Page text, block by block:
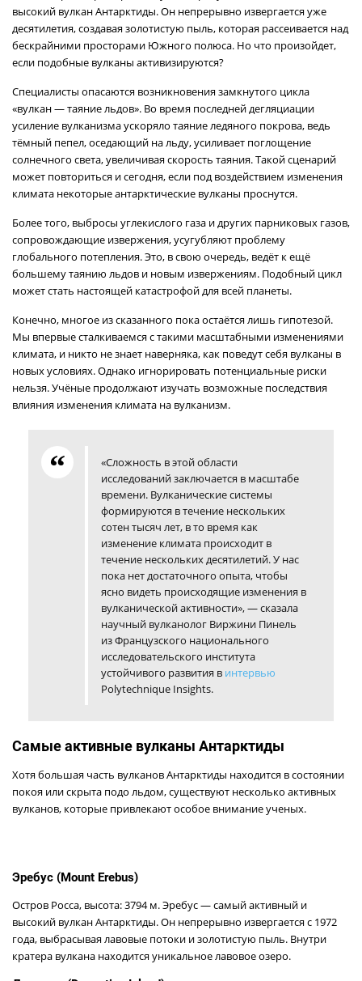
высокий вулкан Антарктиды. Он непрерывно извергается уже
десятилетия, создавая золотистую пыль, которая рассеивается над
бескрайними просторами Южного полюса. Но что произойдет,
если подобные вулканы активизируются?
Специалисты опасаются возникновения замкнутого цикла
«вулкан — таяние льдов». Во время последней дегляциации
усиление вулканизма ускоряло таяние ледяного покрова, ведь
тёмный пепел, оседающий на льду, усиливает поглощение
солнечного света, увеличивая скорость таяния. Такой сценарий
может повториться и сегодня, если под воздействием изменения
климата некоторые антарктические вулканы проснутся.
Более того, выбросы углекислого газа и других парниковых газов,
сопровождающие извержения, усугубляют проблему
глобального потепления. Это, в свою очередь, ведёт к ещё
большему таянию льдов и новым извержениям. Подобный цикл
может стать настоящей катастрофой для всей планеты.
Конечно, многое из сказанного пока остаётся лишь гипотезой.
Мы впервые сталкиваемся с такими масштабными изменениями
климата, и никто не знает наверняка, как поведут себя вулканы в
новых условиях. Однако игнорировать потенциальные риски
нельзя. Учёные продолжают изучать возможные последствия
влияния изменения климата на вулканизм.
«Сложность в этой области
исследований заключается в масштабе
времени. Вулканические системы
формируются в течение нескольких
сотен тысяч лет, в то время как
изменение климата происходит в
течение нескольких десятилетий. У нас
пока нет достаточного опыта, чтобы
ясно видеть происходящие изменения в
вулканической активности», — сказала
научный вулканолог Виржини Пинель
из Французского национального
исследовательского института
устойчивого развития в интервью
Polytechnique Insights.
Самые активные вулканы Антарктиды
Хотя большая часть вулканов Антарктиды находится в состоянии
покоя или скрыта подо льдом, существуют несколько активных
вулканов, которые привлекают особое внимание ученых.
Эребус (Mount Erebus)
Остров Росса, высота: 3794 м. Эребус — самый активный и
высокий вулкан Антарктиды. Он непрерывно извергается с 1972
года, выбрасывая лавовые потоки и золотистую пыль. Внутри
кратера вулкана находится уникальное лавовое озеро.